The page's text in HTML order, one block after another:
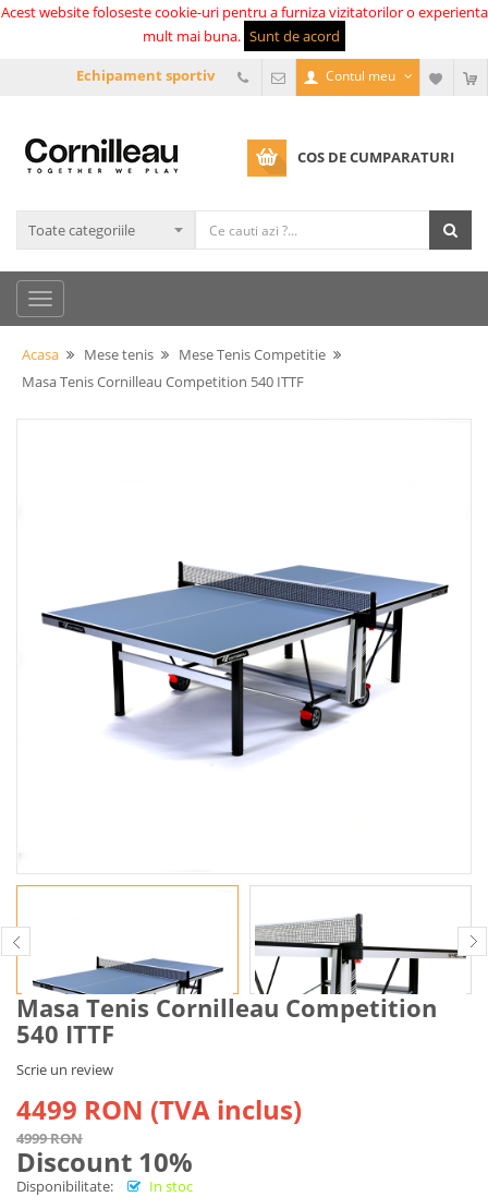
Acest website foloseste cookie-uri pentru a furniza vizitatorilor o experienta
mult mai buna. Sunt de acord
Echipament sportiv
Contul meu
COS DE CUMPARATURI
Acasa Mese tenis
Mese Tenis Competitie
Masa Tenis Cornilleau Competition 540 ITTF
Masa Tenis Cornilleau Competition
540 ITTF
Scrie un review
4499 RON (TVA inclus)
4999 RON
Discount 10%
Disponibilitate: In stoc